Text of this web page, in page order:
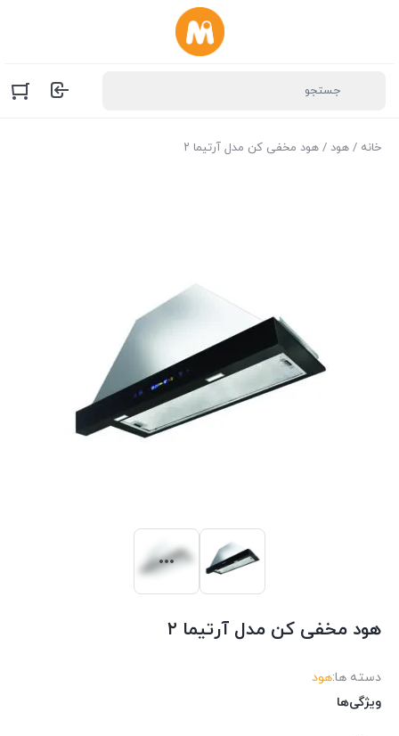
خانه / هود / هود مخفی کن مدل آرتیما ۲
هود مخفی کن مدل آرتیما ۲
دسته ها:هود
ویژگی‌ها